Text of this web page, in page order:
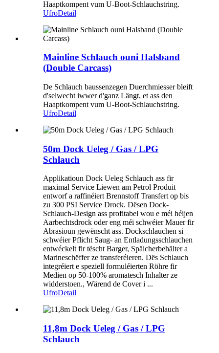
Haaptkompent vum U-Boot-Schlauchstring.
UfroDetail
Mainline Schlauch ouni Halsband
(Double Carcass)
De Schlauch baussenzegen Duerchmiesser bleift
d'selwecht iwwer d'ganz Längt, et ass den
Haaptkompent vum U-Boot-Schlauchstring.
UfroDetail
50m Dock Ueleg / Gas / LPG
Schlauch
Applikatioun Dock Ueleg Schlauch ass fir
maximal Service Liewen am Petrol Produit
entworf a raffinéiert Brennstoff Transfert op bis
zu 300 PSI Service Drock. Dësen Dock-
Schlauch-Design ass profitabel wou e méi héijen
Aarbechtsdrock oder eng méi schwéier Mauer fir
Abrasioun gewënscht ass. Dockschlauchen si
schwéier Pflicht Saug- an Entladungsschlauchen
entwéckelt fir tëscht Barger, Späicherbehälter a
Marineschëffer ze transferéieren. Dës Schlauch
integréiert e speziell formuléierten Röhre fir
Medien op 50-100% aromatesch Inhalter ze
widderstoen., Wärend de Cover i ...
UfroDetail
11,8m Dock Ueleg / Gas / LPG
Schlauch